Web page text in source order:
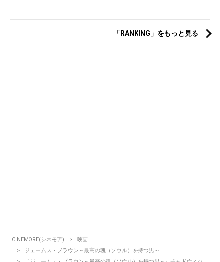
「RANKING」をもっと見る
CINEMORE(シネモア)
映画
ジェームス・ブラウン～最高の魂（ソウル）を持つ男～